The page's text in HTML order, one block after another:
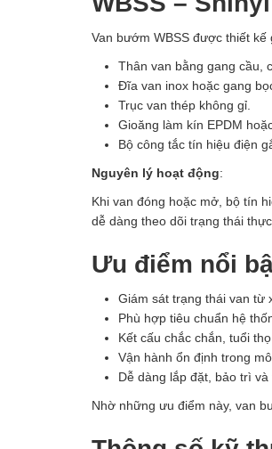
Van bướm WBSS được thiết kế
Thân van bằng gang cầu,
Đĩa van inox hoặc gang
Trục van thép không gỉ.
Gioăng làm kín EPDM
Bộ công tắc tín hiệu điện
Nguyên lý hoạt động:
Khi van đóng hoặc mở, bộ tín
dễ dàng theo dõi trạng thái
Ưu điểm nổi
Giám sát trạng thái van từ
Phù hợp tiêu chuẩn hệ
Kết cấu chắc chắn, tuổi thọ
Vận hành ổn định trong
Dễ dàng lắp đặt, bảo trì và
Nhờ những ưu điểm này, van